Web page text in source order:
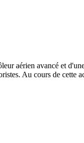
aérien avancé et
Au cours de cette